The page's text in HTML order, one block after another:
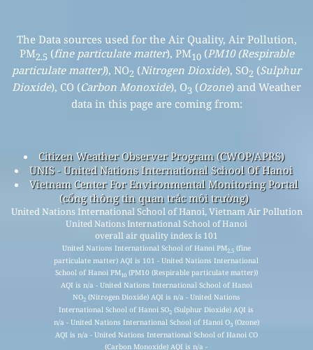
The Data sources used for the Air Quality, Air Pollution,
PM2.5 (fine particulate matter), PM10(PM10 (Respirable
particulate matter)), NO2 (Nitrogen Dioxide), SO2 (Sulphur
Dioxide), CO (Carbon Monoxide), O3 (Ozone) and Weather
data in this page are coming from:
Citizen Weather Observer Program (CWOP/APRS)
UNIS - United Nations International School Of Hanoi
Vietnam Center For Environmental Monitoring Portal
(cổng thông tin quan trắc môi trường)
United Nations International School of Hanoi, Vietnam Air Pollution
United Nations International School of Hanoi
overall air quality index is 101
United Nations International School of Hanoi PM2.5(fine
particulate matter) AQI is 101 - United Nations International
School of Hanoi PM10(PM10 (Respirable particulate matter))
AQI is n/a - United Nations International School of Hanoi
NO2(Nitrogen Dioxide) AQI is n/a - United Nations
International School of Hanoi SO2 (Sulphur Dioxide) AQI is
n/a - United Nations International School of Hanoi O3(Ozone)
AQI is n/a - United Nations International School of Hanoi CO
(Carbon Monoxide) AQI is n/a -